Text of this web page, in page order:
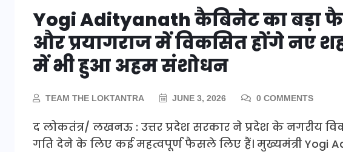
Yogi Adityanath कैबिनेट का बड़ा
और प्रयागराज में विकसित होंगे नए
में भी हुआ अहम संशोधन
TEAM THE LOKTANTRA JUNE 3, 2026 0 COMMENTS
द लोकतंत्र/ लखनऊ : उत्तर प्रदेश सरकार ने प्रदेश के नगरीय
गति देने के लिए कई महत्वपूर्ण फैसले लिए हैं। मुख्यमंत्री Yogi